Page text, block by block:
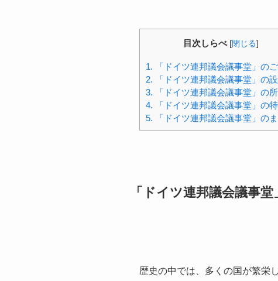
目次しらべ [閉じる]
1. 「ドイツ連邦議会議事堂」の
2. 「ドイツ連邦議会議事堂」の
3. 「ドイツ連邦議会議事堂」の
4. 「ドイツ連邦議会議事堂」の
5. 「ドイツ連邦議会議事堂」の
「ドイツ連邦議会議事
歴史の中では、多くの国が繁栄